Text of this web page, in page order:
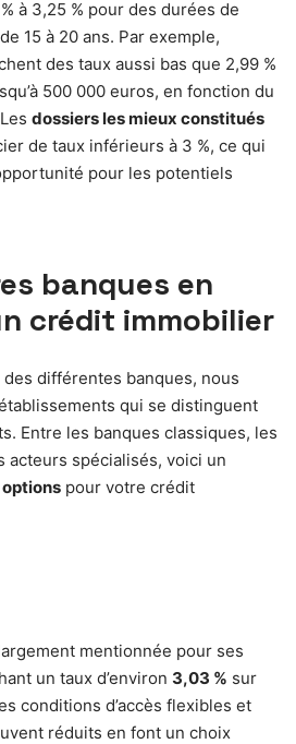
à 3,25 % pour des durées de
15 à 20 ans. Par exemple,
des taux aussi bas que 2,99 %
500 000 euros, en fonction du
dossiers les mieux constitués
de taux inférieurs à 3 %, ce qui
pour les potentiels
banques en
crédit immobilier
différentes banques, nous
qui se distinguent
Entre les banques classiques, les
acteurs spécialisés, voici un
pour votre crédit
mentionnée pour ses
un taux d’environ 3,03 % sur
conditions d’accès flexibles et
réduits en font un choix